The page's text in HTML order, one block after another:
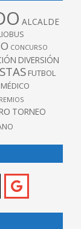
ALCALDE
CONCURSO
DIVERSIÓN
FUTBOL
MÉDICO
TORNEO